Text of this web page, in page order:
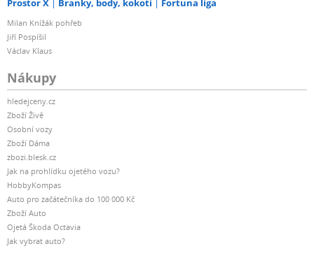
Prostor X Branky, body, kokoti Fortuna liga
Milan Knížák pohřeb
Jiří Pospíšil
Václav Klaus
Nákupy
hledejceny.cz
Zboží Živě
Osobní vozy
Zboží Dáma
zbozi.blesk.cz
Jak na prohlídku ojetého vozu?
HobbyKompas
Auto pro začátečníka do 100 000 Kč
Zboží Auto
Ojetá Škoda Octavia
Jak vybrat auto?